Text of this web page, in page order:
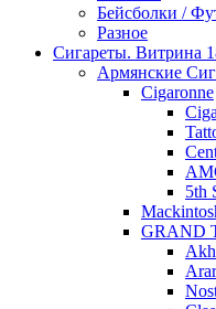
Бейсболки /
Разное
Сигареты. Витрина
Армянские
Cigaronne
5th
GRAND